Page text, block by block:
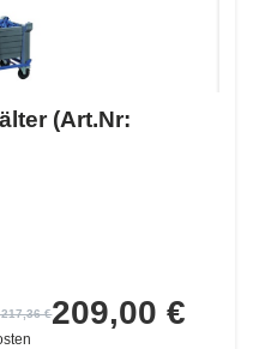
(Art.Nr:
217,36 €209,00 €